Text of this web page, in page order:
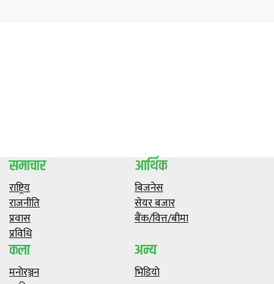
समाचार
राष्ट्रिय
राजनीति
प्रवास
प्रविधि
आर्थिक
बिजनेस
सेयर बजार
बैंक/वित्त/बीमा
कला
मनाेरञ्जन
अन्य
भिडियाे